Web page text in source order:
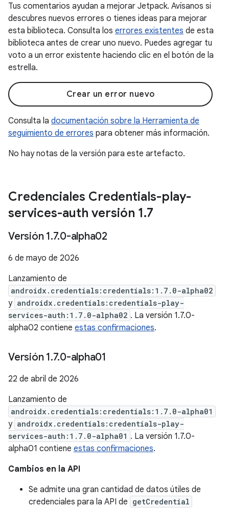
Tus comentarios ayudan a mejorar Jetpack. Avísanos si
descubres nuevos errores o tienes ideas para mejorar
esta biblioteca. Consulta los errores existentes de esta
biblioteca antes de crear uno nuevo. Puedes agregar tu
voto a un error existente haciendo clic en el botón de la
estrella.
Crear un error nuevo
Consulta la documentación sobre la Herramienta de
seguimiento de errores para obtener más información.
No hay notas de la versión para este artefacto.
Credenciales Credentials-play-
services-auth versión 1.7
Versión 1.7.0-alpha02
6 de mayo de 2026
Lanzamiento de
androidx.credentials:credentials:1.7.0-alpha02
y androidx.credentials:credentials-play-
services-auth:1.7.0-alpha02 . La versión 1.7.0-
alpha02 contiene estas confirmaciones.
Versión 1.7.0-alpha01
22 de abril de 2026
Lanzamiento de
androidx.credentials:credentials:1.7.0-alpha01
y androidx.credentials:credentials-play-
services-auth:1.7.0-alpha01 . La versión 1.7.0-
alpha01 contiene estas confirmaciones.
Cambios en la API
Se admite una gran cantidad de datos útiles de
credenciales para la API de getCredential